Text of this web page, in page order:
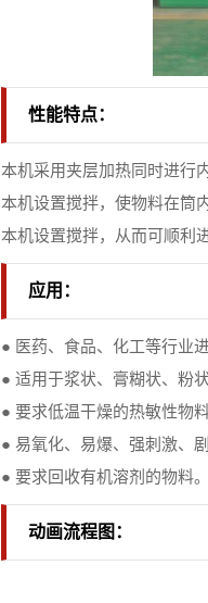
性能特点：
本机采用夹层加热同时进行
本机设置搅拌，使物料在筒
本机设置搅拌，从而可顺利
应用：
● 医药、食品、化工等行业
● 适用于浆状、膏糊状、粉状
● 要求低温干燥的热敏性物料
● 易氧化、易爆、强刺激、剧
● 要求回收有机溶剂的物料。
动画流程图：